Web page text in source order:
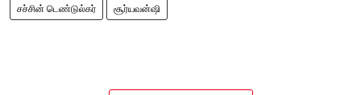
சச்சின் டெண்டுல்கர் சூர்யவன்ஷி